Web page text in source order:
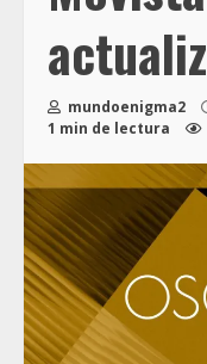
mundoenigma2
1 min de lectura